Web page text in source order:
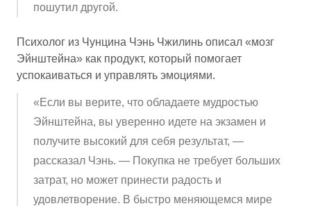
пошутил другой.
Психолог из Чунцина Чэнь Чжилинь описал «мозг
Эйнштейна» как продукт, который помогает
успокаиваться и управлять эмоциями.
«Если вы верите, что обладаете мудростью
Эйнштейна, вы уверенно идете на экзамен и
получите высокий для себя результат, —
рассказал Чэнь. — Покупка не требует больших
затрат, но может принести радость и
удовлетворение. В быстро меняющемся мире